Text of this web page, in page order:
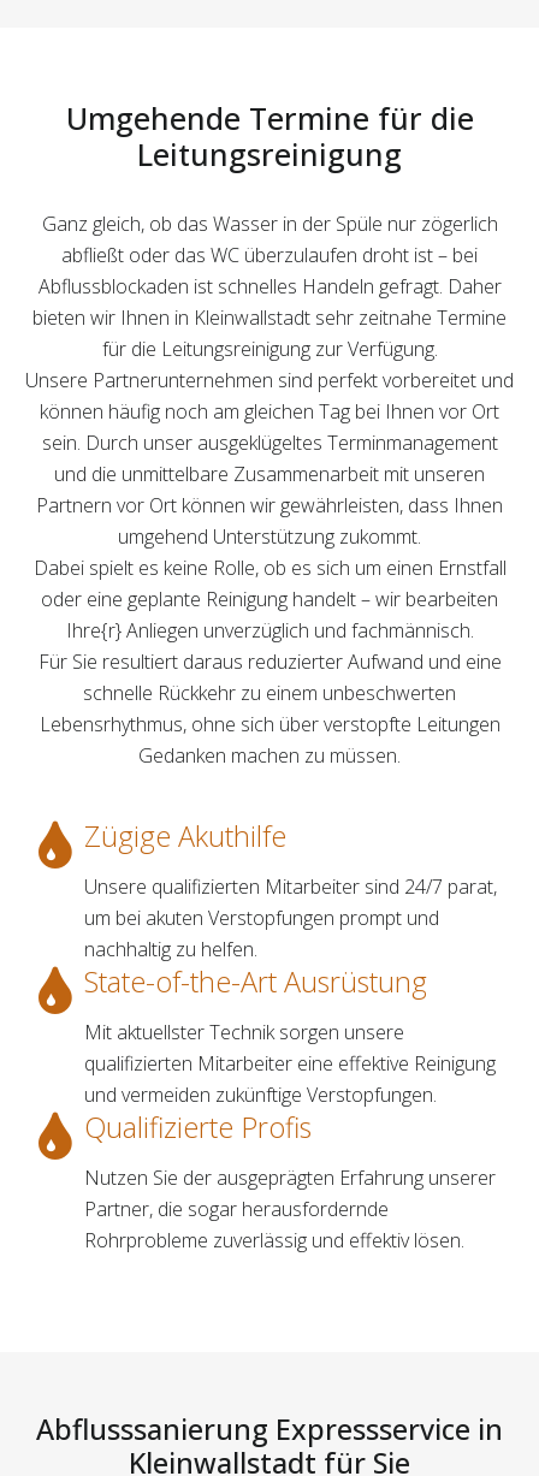
Umgehende Termine für die
Leitungsreinigung
Ganz gleich, ob das Wasser in der Spüle nur zögerlich
abfließt oder das WC überzulaufen droht ist – bei
Abflussblockaden ist schnelles Handeln gefragt. Daher
bieten wir Ihnen in Kleinwallstadt sehr zeitnahe Termine
für die Leitungsreinigung zur Verfügung.
Unsere Partnerunternehmen sind perfekt vorbereitet und
können häufig noch am gleichen Tag bei Ihnen vor Ort
sein. Durch unser ausgeklügeltes Terminmanagement
und die unmittelbare Zusammenarbeit mit unseren
Partnern vor Ort können wir gewährleisten, dass Ihnen
umgehend Unterstützung zukommt.
Dabei spielt es keine Rolle, ob es sich um einen Ernstfall
oder eine geplante Reinigung handelt – wir bearbeiten
Ihre{r} Anliegen unverzüglich und fachmännisch.
Für Sie resultiert daraus reduzierter Aufwand und eine
schnelle Rückkehr zu einem unbeschwerten
Lebensrhythmus, ohne sich über verstopfte Leitungen
Gedanken machen zu müssen.
Zügige Akuthilfe
Unsere qualifizierten Mitarbeiter sind 24/7 parat,
um bei akuten Verstopfungen prompt und
nachhaltig zu helfen.
State-of-the-Art Ausrüstung
Mit aktuellster Technik sorgen unsere
qualifizierten Mitarbeiter eine effektive Reinigung
und vermeiden zukünftige Verstopfungen.
Qualifizierte Profis
Nutzen Sie der ausgeprägten Erfahrung unserer
Partner, die sogar herausfordernde
Rohrprobleme zuverlässig und effektiv lösen.
Abflusssanierung Expressservice in
Kleinwallstadt für Sie